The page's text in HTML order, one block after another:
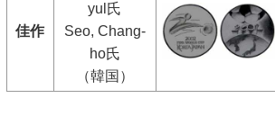
佳作
yul氏
Seo, Chang-
ho氏
（韓国）